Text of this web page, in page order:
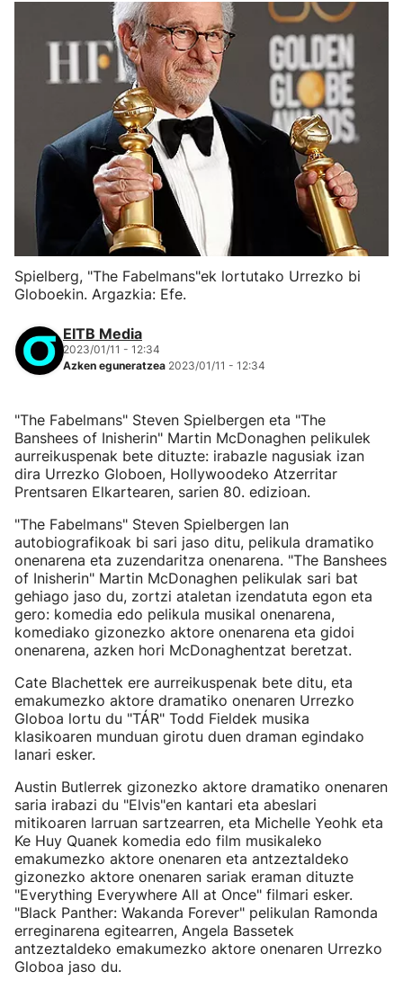
Spielberg, "The Fabelmans"ek lortutako Urrezko bi
Globoekin. Argazkia: Efe.
EITB Media
2023/01/11 - 12:34
Azken eguneratzea 2023/01/11 - 12:34
"The Fabelmans" Steven Spielbergen eta "The
Banshees of Inisherin" Martin McDonaghen pelikulek
aurreikuspenak bete dituzte: irabazle nagusiak izan
dira Urrezko Globoen, Hollywoodeko Atzerritar
Prentsaren Elkartearen, sarien 80. edizioan.
"The Fabelmans" Steven Spielbergen lan
autobiografikoak bi sari jaso ditu, pelikula dramatiko
onenarena eta zuzendaritza onenarena. "The Banshees
of Inisherin" Martin McDonaghen pelikulak sari bat
gehiago jaso du, zortzi ataletan izendatuta egon eta
gero: komedia edo pelikula musikal onenarena,
komediako gizonezko aktore onenarena eta gidoi
onenarena, azken hori McDonaghentzat beretzat.
Cate Blachettek ere aurreikuspenak bete ditu, eta
emakumezko aktore dramatiko onenaren Urrezko
Globoa lortu du "TÁR" Todd Fieldek musika
klasikoaren munduan girotu duen draman egindako
lanari esker.
Austin Butlerrek gizonezko aktore dramatiko onenaren
saria irabazi du "Elvis"en kantari eta abeslari
mitikoaren larruan sartzearren, eta Michelle Yeohk eta
Ke Huy Quanek komedia edo film musikaleko
emakumezko aktore onenaren eta antzeztaldeko
gizonezko aktore onenaren sariak eraman dituzte
"Everything Everywhere All at Once" filmari esker.
"Black Panther: Wakanda Forever" pelikulan Ramonda
erreginarena egitearren, Angela Bassetek
antzeztaldeko emakumezko aktore onenaren Urrezko
Globoa jaso du.